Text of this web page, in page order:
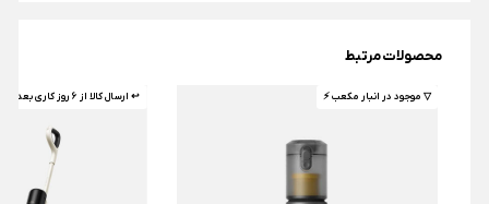
محصولات مرتبط
▽ موجود در انبار مکعب ⚡️ ↩ ارسال کالا از 6 روز کاری بعد 🤌🏼